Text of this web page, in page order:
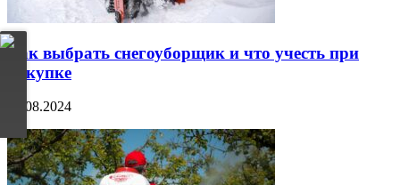
Как выбрать снегоуборщик и что учесть при
покупке
13.08.2024